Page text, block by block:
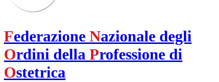
Federazione Nazionale degli
Ordini della Professione di
Ostetrica